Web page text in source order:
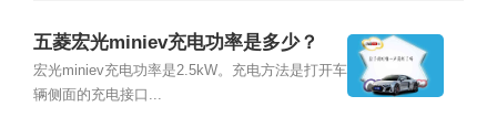
五菱宏光miniev充电功率是多少？
宏光miniev充电功率是2.5kW。充电方法是打开车
辆侧面的充电接口...